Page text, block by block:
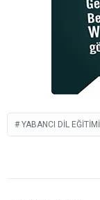
YABANCI DIL EĞITIMI